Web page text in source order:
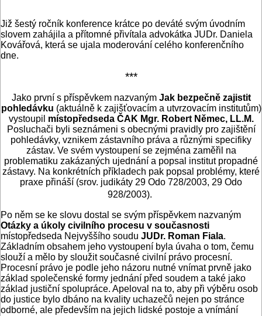
Již šestý ročník konference krátce po deváté svým úvodním
slovem zahájila a přítomné přivítala advokátka JUDr. Daniela
Kovářová, která se ujala moderování celého konferenčního
dne.
***
Jako první s příspěvkem nazvaným Jak bezpečně zajistit
pohledávku (aktuálně k zajišťovacím a utvrzovacím institutům)
vystoupil místopředseda ČAK Mgr. Robert Němec, LL.M.
Posluchači byli seznámeni s obecnými pravidly pro zajištění
pohledávky, vznikem zástavního práva a různými specifiky
zástav. Ve svém vystoupení se zejména zaměřil na
problematiku zakázaných ujednání a popsal institut propadné
zástavy. Na konkrétních příkladech pak popsal problémy, které
praxe přináší (srov. judikáty 29 Odo 728/2003, 29 Odo
928/2003).
Po něm se ke slovu dostal se svým příspěvkem nazvaným
Otázky a úkoly civilního procesu v současnosti
místopředseda Nejvyššího soudu JUDr. Roman Fiala.
Základním obsahem jeho vystoupení byla úvaha o tom, čemu
slouží a mělo by sloužit současné civilní právo procesní.
Procesní právo je podle jeho názoru nutné vnímat prvně jako
základ společenské formy jednání před soudem a také jako
základ justiční spolupráce. Apeloval na to, aby při výběru osob
do justice bylo dbáno na kvality uchazečů nejen po stránce
odborné, ale především na jejich lidské postoje a vnímání